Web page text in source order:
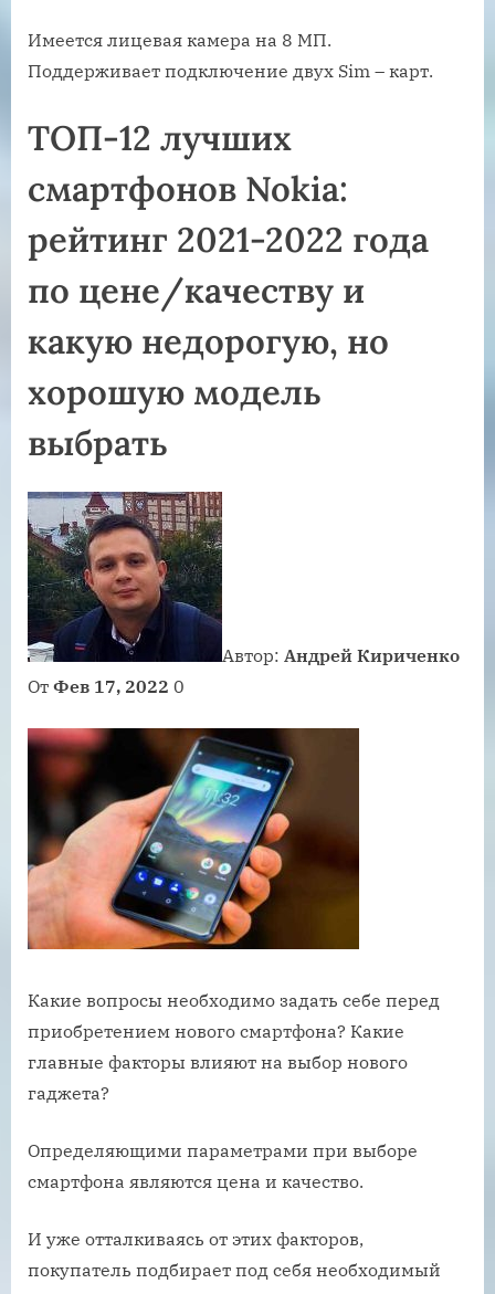
Имеется лицевая камера на 8 МП.
Поддерживает подключение двух Sim – карт.
ТОП-12 лучших
смартфонов Nokia:
рейтинг 2021-2022 года
по цене/качеству и
какую недорогую, но
хорошую модель
выбрать
Автор: Андрей Кириченко
От Фев 17, 2022 0
Какие вопросы необходимо задать себе перед
приобретением нового смартфона? Какие
главные факторы влияют на выбор нового
гаджета?
Определяющими параметрами при выборе
смартфона являются цена и качество.
И уже отталкиваясь от этих факторов,
покупатель подбирает под себя необходимый